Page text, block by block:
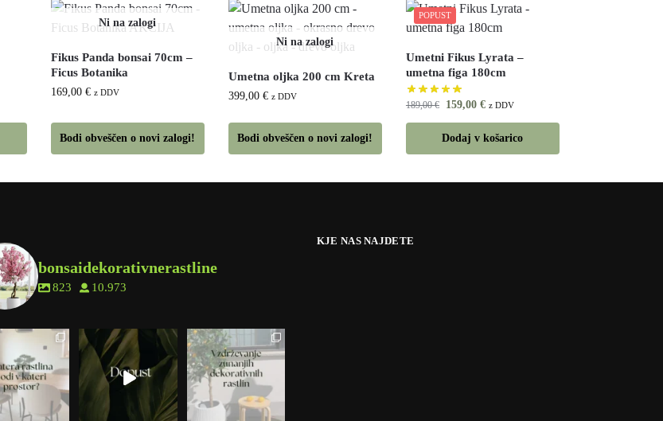
Fikus Panda bonsai 70cm –
Ficus Botanika
169,00 € z DDV
Bodi obveščen o novi zalogi!
Umetna oljka 200 cm Kreta
399,00 € z DDV
Bodi obveščen o novi zalogi!
POPUST
Umetni Fikus Lyrata –
umetna figa 180cm
189,00€ 159,00 € z DDV
Dodaj v košarico
bonsaidekorativnerastline
823 10.973
KJE NAS NAJDETE